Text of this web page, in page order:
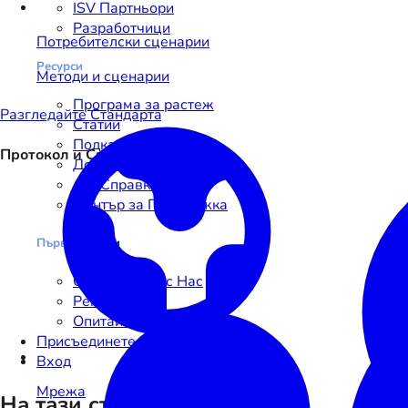
ISV Партньори
Разработчици
Ресурси
Програма за растеж
Статии
Подкаст
Документация
API Справка
Център за Поддръжка
Първи Стъпки
Свържете се с Нас
Регистрация
Опитайте Sandbox
Присъединете се
Вход
Разгледайте Стандартa
Протокол и Спецификации
Потребителски сценарии
Методи и сценарии
Мрежа